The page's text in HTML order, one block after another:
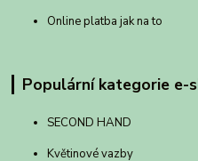
Online platba jak na to
Populární kategorie e-
SECOND HAND
Květinové vazby